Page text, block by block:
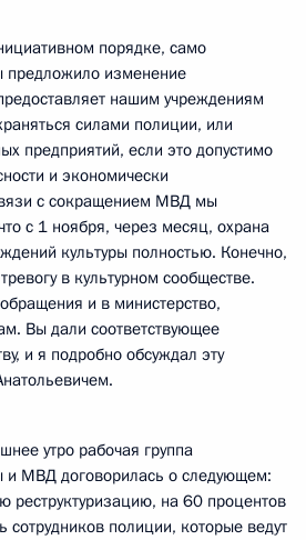
порядке, само
предложило изменение
нашим учреждениям
силами полиции, или
предприятий, если это допустимо
и экономически
с сокращением МВД мы
с 1 ноября, через месяц, охрана
культуры полностью. Конечно,
в культурном сообществе.
и в министерство,
Вы дали соответствующее
и я подробно обсуждал эту
утро рабочая группа
и МВД договорилась о следующем:
реструктуризацию, на 60 процентов
сотрудников полиции, которые ведут